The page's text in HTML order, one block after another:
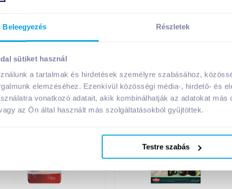
Beleegyezés Részletek
sütiket használ
a tartalmak és hirdetések személyre szabásához,
elemzéséhez. Ezenkívül közösségi média-, hirdető- és
vonatkozó adatait, akik kombinálhatják az adatokat
az Ön által használt más szolgáltatásokból gyűjtöttek.
Testre szabás
szállítható!
A márka további termékei